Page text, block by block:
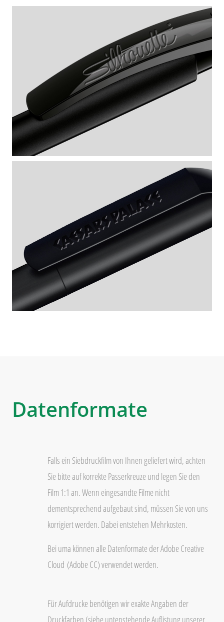
Datenformate
Falls ein Siebdruckfilm von Ihnen geliefert wird, achten
Sie bitte auf korrekte Passerkreuze und legen Sie den
Film 1:1 an. Wenn eingesandte Filme nicht
dementsprechend aufgebaut sind, müssen Sie von uns
korrigiert werden. Dabei entstehen Mehrkosten.
Bei uma können alle Datenformate der Adobe Creative
Cloud (Adobe CC) verwendet werden.
Für Aufdrucke benötigen wir exakte Angaben der
Druckfarben (siehe untenstehende Auflistung unserer